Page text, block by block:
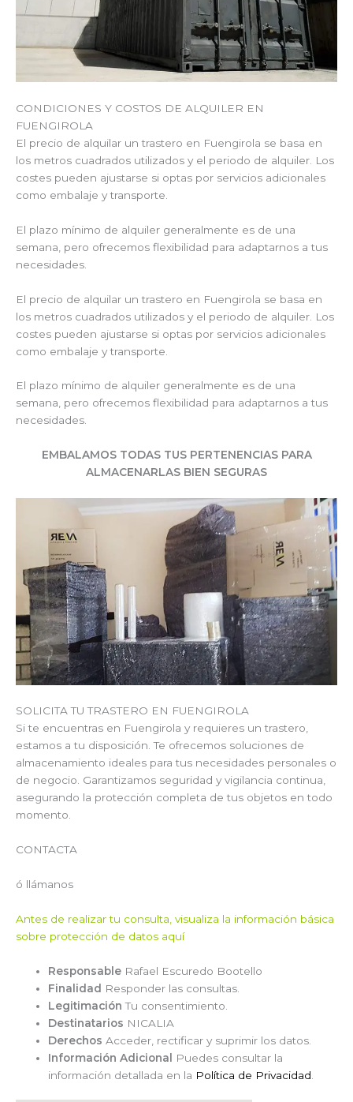
CONDICIONES Y COSTOS DE ALQUILER EN
FUENGIROLA
El precio de alquilar un trastero en Fuengirola se basa en
los metros cuadrados utilizados y el periodo de alquiler. Los
costes pueden ajustarse si optas por servicios adicionales
como embalaje y transporte.
El plazo mínimo de alquiler generalmente es de una
semana, pero ofrecemos flexibilidad para adaptarnos a tus
necesidades.
El precio de alquilar un trastero en Fuengirola se basa en
los metros cuadrados utilizados y el periodo de alquiler. Los
costes pueden ajustarse si optas por servicios adicionales
como embalaje y transporte.
El plazo mínimo de alquiler generalmente es de una
semana, pero ofrecemos flexibilidad para adaptarnos a tus
necesidades.
EMBALAMOS TODAS TUS PERTENENCIAS PARA
ALMACENARLAS BIEN SEGURAS
SOLICITA TU TRASTERO EN FUENGIROLA
Si te encuentras en Fuengirola y requieres un trastero,
estamos a tu disposición. Te ofrecemos soluciones de
almacenamiento ideales para tus necesidades personales o
de negocio. Garantizamos seguridad y vigilancia continua,
asegurando la protección completa de tus objetos en todo
momento.
CONTACTA
ó llámanos
Antes de realizar tu consulta, visualiza la información básica
sobre protección de datos aquí
Responsable Rafael Escuredo Bootello
Finalidad Responder las consultas.
Legitimación Tu consentimiento.
Destinatarios NICALIA
Derechos Acceder, rectificar y suprimir los datos.
Información Adicional
Puedes consultar la
información detallada en la Política de Privacidad